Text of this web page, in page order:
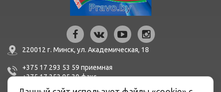
220012 г. Минск, ул. Академическая, 18
+375 17 293 53 59 приемная
+375 17 252 95 30факc